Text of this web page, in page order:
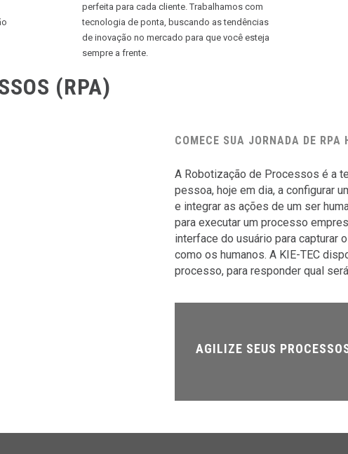
perfeita para cada cliente. Trabalhamos com
tecnologia de ponta, buscando as tendências
de inovação no mercado para que você esteja
sempre a frente.
(RPA)
COMECE SUA JORNADA DE RPA
A Robotização de Processos é a
pessoa, hoje em dia, a configurar
e integrar as ações de um ser
para executar um processo
interface do usuário para capturar
como os humanos. A KIE-TEC
processo, para responder qual
AGILIZE SEUS